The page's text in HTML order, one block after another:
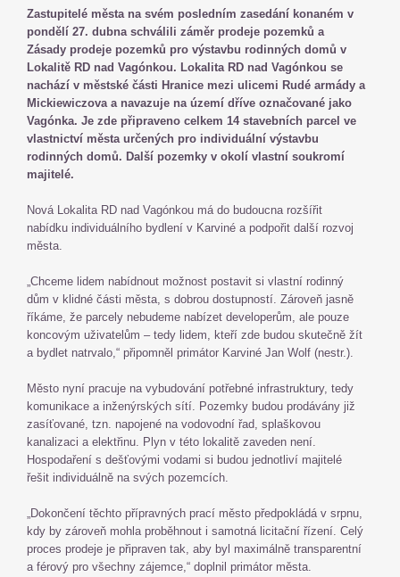
Zastupitelé města na svém posledním zasedání konaném v
pondělí 27. dubna schválili záměr prodeje pozemků a
Zásady prodeje pozemků pro výstavbu rodinných domů v
Lokalitě RD nad Vagónkou. Lokalita RD nad Vagónkou se
nachází v městské části Hranice mezi ulicemi Rudé armády a
Mickiewiczova a navazuje na území dříve označované jako
Vagónka. Je zde připraveno celkem 14 stavebních parcel ve
vlastnictví města určených pro individuální výstavbu
rodinných domů. Další pozemky v okolí vlastní soukromí
majitelé.
Nová Lokalita RD nad Vagónkou má do budoucna rozšířit
nabídku individuálního bydlení v Karviné a podpořit další rozvoj
města.
„Chceme lidem nabídnout možnost postavit si vlastní rodinný
dům v klidné části města, s dobrou dostupností. Zároveň jasně
říkáme, že parcely nebudeme nabízet developerům, ale pouze
koncovým uživatelům – tedy lidem, kteří zde budou skutečně žít
a bydlet natrvalo,“ připomněl primátor Karviné Jan Wolf (nestr.).
Město nyní pracuje na vybudování potřebné infrastruktury, tedy
komunikace a inženýrských sítí. Pozemky budou prodávány již
zasíťované, tzn. napojené na vodovodní řad, splaškovou
kanalizaci a elektřinu. Plyn v této lokalitě zaveden není.
Hospodaření s dešťovými vodami si budou jednotliví majitelé
řešit individuálně na svých pozemcích.
„Dokončení těchto přípravných prací město předpokládá v srpnu,
kdy by zároveň mohla proběhnout i samotná licitační řízení. Celý
proces prodeje je připraven tak, aby byl maximálně transparentní
a férový pro všechny zájemce,“ doplnil primátor města.